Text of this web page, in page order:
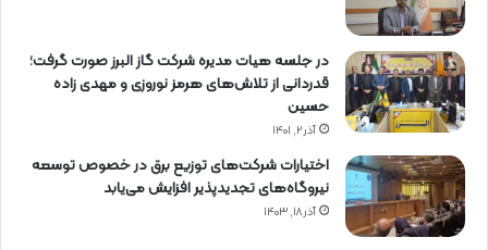
در جلسه هیات مدیره شرکت گاز البرز صورت گرفت؛
قدردانی از تلاش‌های هرمز نوروزی و مهدی زاده
حسین
آذر ۲, ۱۴۰۱
اختیارات شرکت‌های توزیع برق در خصوص توسعه
نیروگاه‌های تجدیدپذیر افزایش می‌یابد
آذر ۱۸, ۱۴۰۳